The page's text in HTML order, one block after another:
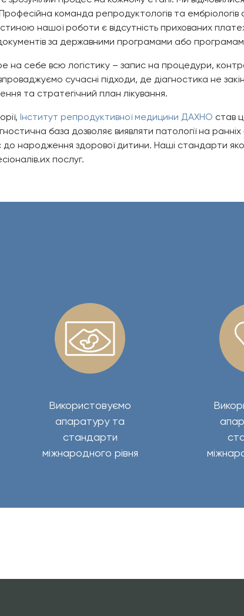
команда репродуктологів та ембріологів
нашої роботи є відсутність прихованих
за державними програмами або
себе всю логістику – запис на процедури,
сучасні підходи, де діагностика не
та стратегічний план лікування.
Інститут репродуктивної медицини ДАХНО став
база дозволяє виявляти патології на
народження здорової дитини. Наші стандарти
послуг.
Використовуємо
апаратуру та
стандарти
міжнародного рівня